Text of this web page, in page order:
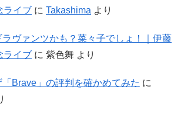
ライブ に Takashima より
ヴァンツかも？菜々子でしょ！｜伊藤
ライブ に 紫色舞 より
Brave」の評判を確かめてみた に